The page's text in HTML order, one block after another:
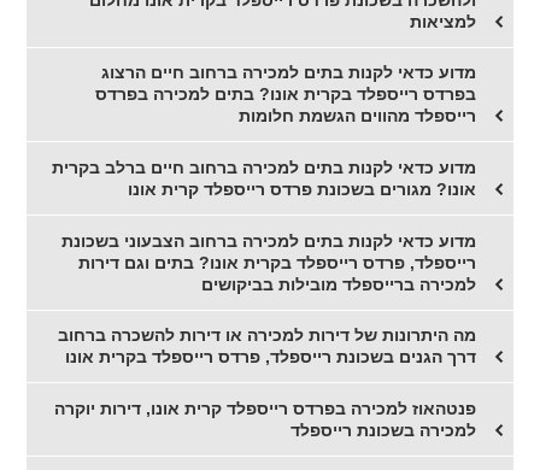
למציאות
מדוע כדאי לקנות בתים למכירה ברחוב חיים הרצוג
בפרדס רייספלד בקרית אונו? בתים למכירה בפרדס
רייספלד מהווים הגשמת חלומות
מדוע כדאי לקנות בתים למכירה ברחוב חיים ברלב בקרית
אונו? מגורים בשכונת פרדס רייספלד קרית אונו
מדוע כדאי לקנות בתים למכירה ברחוב הצבעוני בשכונת
רייספלד, פרדס רייספלד בקרית אונו? בתים וגם דירות
למכירה ברייספלד מובילות בביקושים
מה היתרונות של דירות למכירה או דירות להשכרה ברחוב
דרך הגנים בשכונת רייספלד, פרדס רייספלד בקרית אונו
פנטהאוז למכירה בפרדס רייספלד קרית אונו, דירות יוקרה
למכירה בשכונת רייספלד